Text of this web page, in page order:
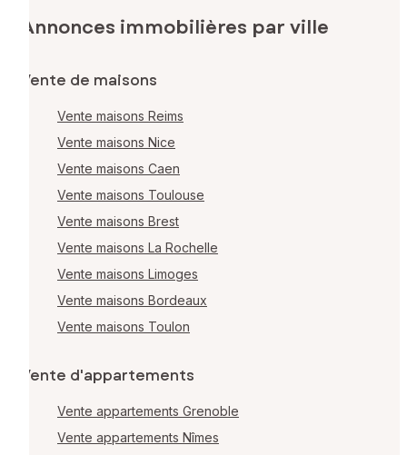
Annonces immobilières par ville
Vente de maisons
Vente maisons Reims
Vente maisons Nice
Vente maisons Caen
Vente maisons Toulouse
Vente maisons Brest
Vente maisons La Rochelle
Vente maisons Limoges
Vente maisons Bordeaux
Vente maisons Toulon
Vente d'appartements
Vente appartements Grenoble
Vente appartements Nîmes